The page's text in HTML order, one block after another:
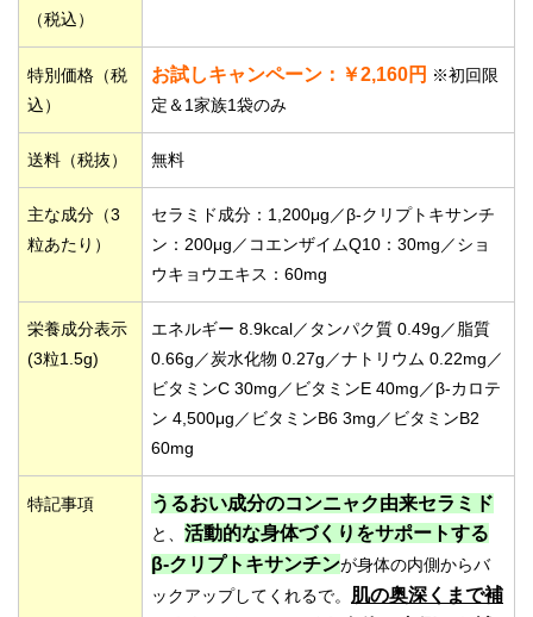
（税込）
特別価格（税
込）
お試しキャンペーン：￥2,160円 ※初回限
定＆1家族1袋のみ
送料（税抜） 無料
主な成分（3
粒あたり）
セラミド成分：1,200μg／β-クリプトキサンチ
ン：200μg／コエンザイムQ10：30mg／ショ
ウキョウエキス：60mg
栄養成分表示
(3粒1.5g)
エネルギー 8.9kcal／タンパク質 0.49g／脂質
0.66g／炭水化物 0.27g／ナトリウム 0.22mg／
ビタミンC 30mg／ビタミンE 40mg／β‐カロテ
ン 4,500μg／ビタミンB6 3mg／ビタミンB2
60mg
特記事項 うるおい成分のコンニャク由来セラミド
と、 活動的な身体づくりをサポートする
β-クリプトキサンチンが身体の内側からバ
ックアップしてくれるで。 肌の奥深くまで補